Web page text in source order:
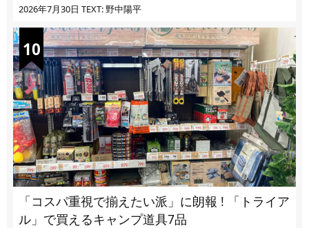
2026年7月30日 TEXT: 野中陽平
「コスパ重視で揃えたい派」に朗報 ! 「トライア
ル」で買えるキャンプ道具7品